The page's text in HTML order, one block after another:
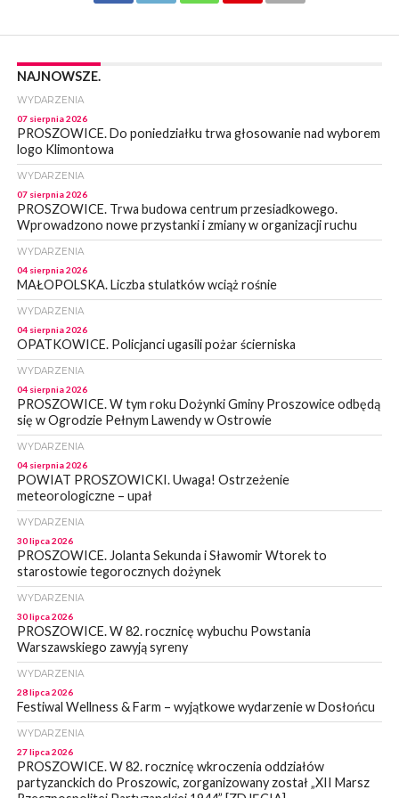
NAJNOWSZE.
WYDARZENIA
07 sierpnia 2026
PROSZOWICE. Do poniedziałku trwa głosowanie nad wyborem
logo Klimontowa
WYDARZENIA
07 sierpnia 2026
PROSZOWICE. Trwa budowa centrum przesiadkowego.
Wprowadzono nowe przystanki i zmiany w organizacji ruchu
WYDARZENIA
04 sierpnia 2026
MAŁOPOLSKA. Liczba stulatków wciąż rośnie
WYDARZENIA
04 sierpnia 2026
OPATKOWICE. Policjanci ugasili pożar ścierniska
WYDARZENIA
04 sierpnia 2026
PROSZOWICE. W tym roku Dożynki Gminy Proszowice odbędą
się w Ogrodzie Pełnym Lawendy w Ostrowie
WYDARZENIA
04 sierpnia 2026
POWIAT PROSZOWICKI. Uwaga! Ostrzeżenie
meteorologiczne – upał
WYDARZENIA
30 lipca 2026
PROSZOWICE. Jolanta Sekunda i Sławomir Wtorek to
starostowie tegorocznych dożynek
WYDARZENIA
30 lipca 2026
PROSZOWICE. W 82. rocznicę wybuchu Powstania
Warszawskiego zawyją syreny
WYDARZENIA
28 lipca 2026
Festiwal Wellness & Farm – wyjątkowe wydarzenie w Dosłońcu
WYDARZENIA
27 lipca 2026
PROSZOWICE. W 82. rocznicę wkroczenia oddziałów
partyzanckich do Proszowic, zorganizowany został „XII Marsz